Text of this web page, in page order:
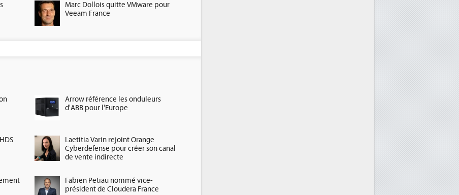
Marc Dollois quitte VMware pour
Veeam France
Arrow référence les onduleurs
d'ABB pour l'Europe
Laetitia Varin rejoint Orange
Cyberdefense pour créer son canal
de vente indirecte
Fabien Petiau nommé vice-
président de Cloudera France